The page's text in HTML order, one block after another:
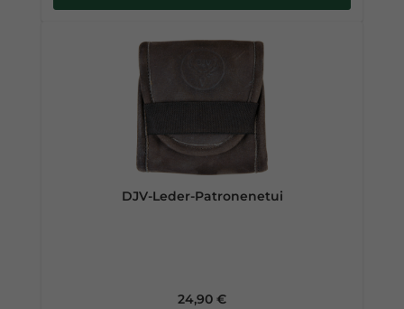
DJV-Leder-Patronenetui
Regulärer Preis:
24,90 €